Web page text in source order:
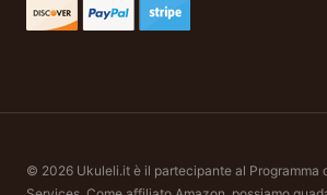
© 2026 Ukuleli.it è il partecipante al Programma